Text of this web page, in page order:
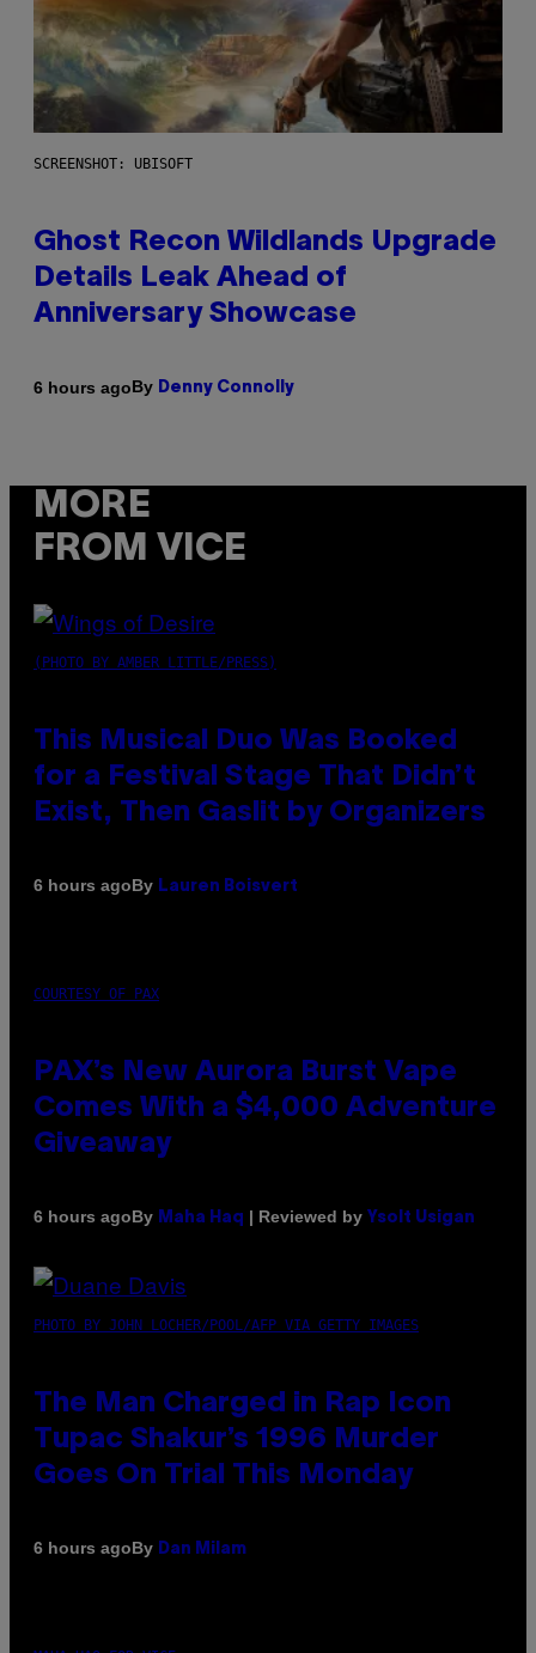
SCREENSHOT: UBISOFT
Ghost Recon Wildlands Upgrade
Details Leak Ahead of
Anniversary Showcase
6 hours agoBy Denny Connolly
MORE
FROM VICE
(PHOTO BY AMBER LITTLE/PRESS)
This Musical Duo Was Booked
for a Festival Stage That Didn’t
Exist, Then Gaslit by Organizers
6 hours agoBy Lauren Boisvert
COURTESY OF PAX
PAX’s New Aurora Burst Vape
Comes With a $4,000 Adventure
Giveaway
6 hours agoBy Maha Haq | Reviewed by Ysolt Usigan
PHOTO BY JOHN LOCHER/POOL/AFP VIA GETTY IMAGES
The Man Charged in Rap Icon
Tupac Shakur’s 1996 Murder
Goes On Trial This Monday
6 hours agoBy Dan Milam